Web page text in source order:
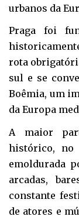
urbanos da
Praga foi
rota
sul e se
Boêmia, um
da Europa
A maior
histórico, no
emoldurada
arcadas,
constante
de atores e